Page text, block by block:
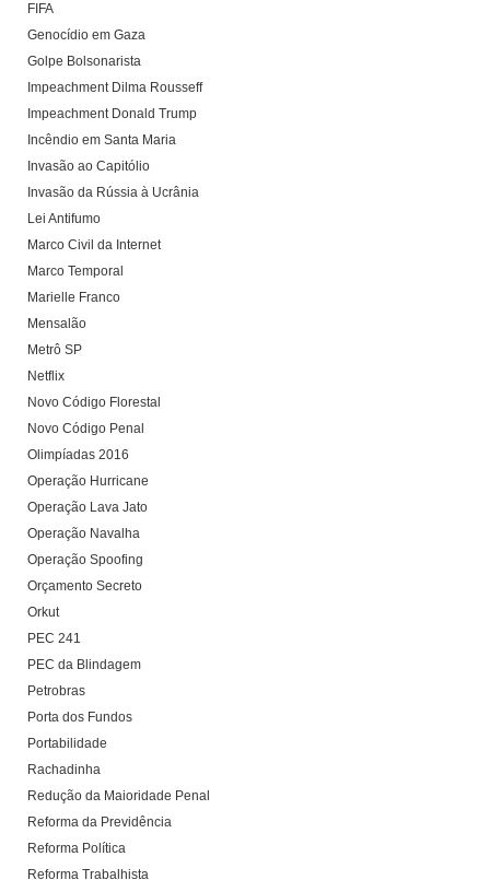
FIFA
Genocídio em Gaza
Golpe Bolsonarista
Impeachment Dilma Rousseff
Impeachment Donald Trump
Incêndio em Santa Maria
Invasão ao Capitólio
Invasão da Rússia à Ucrânia
Lei Antifumo
Marco Civil da Internet
Marco Temporal
Marielle Franco
Mensalão
Metrô SP
Netflix
Novo Código Florestal
Novo Código Penal
Olimpíadas 2016
Operação Hurricane
Operação Lava Jato
Operação Navalha
Operação Spoofing
Orçamento Secreto
Orkut
PEC 241
PEC da Blindagem
Petrobras
Porta dos Fundos
Portabilidade
Rachadinha
Redução da Maioridade Penal
Reforma da Previdência
Reforma Política
Reforma Trabalhista